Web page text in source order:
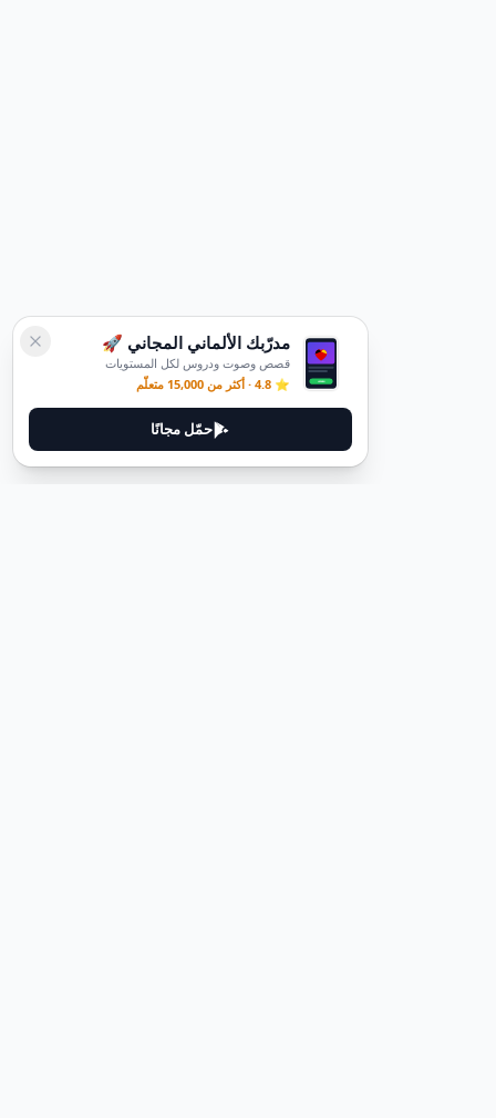
مدرّبك الألماني المجاني 🚀
قصص وصوت ودروس لكل المستويات
⭐ 4.8 · أكثر من 15,000 متعلّم
حمّل مجانًا